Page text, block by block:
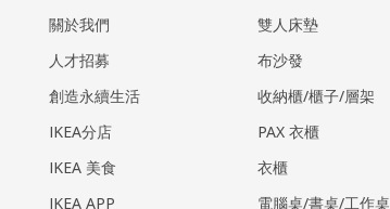
關於我們
人才招募
創造永續生活
IKEA分店
IKEA 美食
IKEA APP
雙人床墊
布沙發
收納櫃/櫃子/層架
PAX 衣櫃
衣櫃
電腦桌/書桌/工作桌